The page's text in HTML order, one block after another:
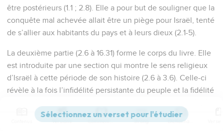
être postérieurs (1.1 ; 2.8). Elle a pour but de souligner que la
conquête mal achevée allait être un piège pour Israël, tenté
de s’allier aux habitants du pays et à leurs dieux (2.1-5).
La deuxième partie (2.6 à 16.31) forme le corps du livre. Elle
est introduite par une section qui montre le sens religieux
d’Israël à cette période de son histoire (2.6 à 3.6). Celle-ci
révèle à la fois l’infidélité persistante du peuple et la fidélité
le même enchaînement, annoncé par Moïse et conforme
Versions Commentaires Strong